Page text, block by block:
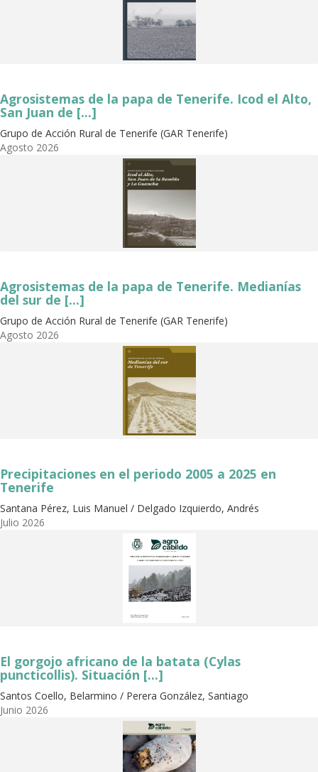
Agrosistemas de la papa de Tenerife. Icod el Alto,
San Juan de [...]
Grupo de Acción Rural de Tenerife (GAR Tenerife)
Agosto 2026
Agrosistemas de la papa de Tenerife. Medianías
del sur de [...]
Grupo de Acción Rural de Tenerife (GAR Tenerife)
Agosto 2026
Precipitaciones en el periodo 2005 a 2025 en
Tenerife
Santana Pérez, Luis Manuel / Delgado Izquierdo, Andrés
Julio 2026
El gorgojo africano de la batata (Cylas
puncticollis). Situación [...]
Santos Coello, Belarmino / Perera González, Santiago
Junio 2026